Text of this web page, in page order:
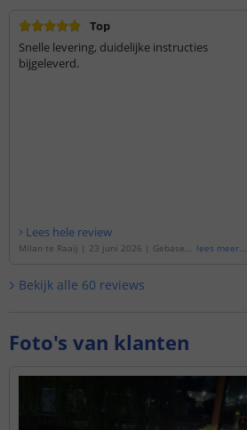
Top
Snelle levering, duidelijke instructies
bijgeleverd.
Lees hele review
Milan te Raaij | 23 juni 2026 | Gebaseer lees meer...
Bekijk alle 60 reviews
Foto's van klanten